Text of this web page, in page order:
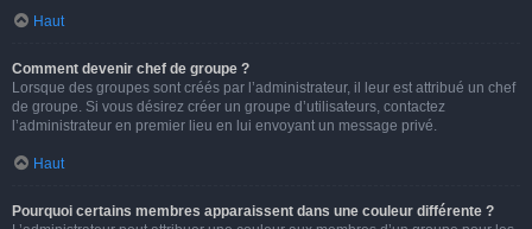
Haut
Comment devenir chef de groupe ?
Lorsque des groupes sont créés par l’administrateur, il leur est attribué un chef
de groupe. Si vous désirez créer un groupe d’utilisateurs, contactez
l’administrateur en premier lieu en lui envoyant un message privé.
Haut
Pourquoi certains membres apparaissent dans une couleur différente ?